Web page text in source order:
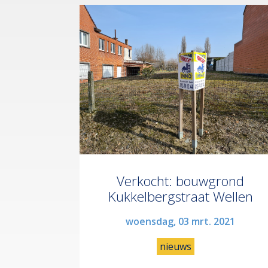
Verkocht: bouwgrond
Kukkelbergstraat Wellen
woensdag, 03 mrt. 2021
nieuws